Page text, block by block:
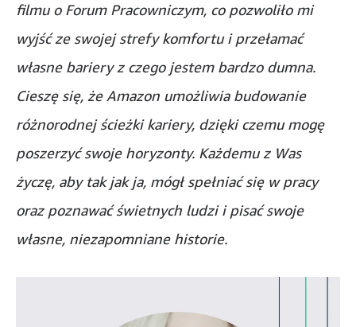
filmu o Forum Pracowniczym, co pozwoliło mi
wyjść ze swojej strefy komfortu i przełamać
własne bariery z czego jestem bardzo dumna.
Cieszę się, że Amazon umożliwia budowanie
różnorodnej ścieżki kariery, dzięki czemu mogę
poszerzyć swoje horyzonty. Każdemu z Was
życzę, aby tak jak ja, mógł spełniać się w pracy
oraz poznawać świetnych ludzi i pisać swoje
własne, niezapomniane historie.